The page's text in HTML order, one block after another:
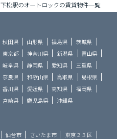
下松駅のオートロックの賃貸物件一覧
秋田県 山形県 福島県
茨城県
東京都 神奈川県 新潟県
富山県
岐阜県 静岡県 愛知県
三重県
奈良県 和歌山県 鳥取県
島根県
香川県 愛媛県 高知県
福岡県
宮崎県 鹿児島県 沖縄県
仙台市 さいたま市
東京２３区